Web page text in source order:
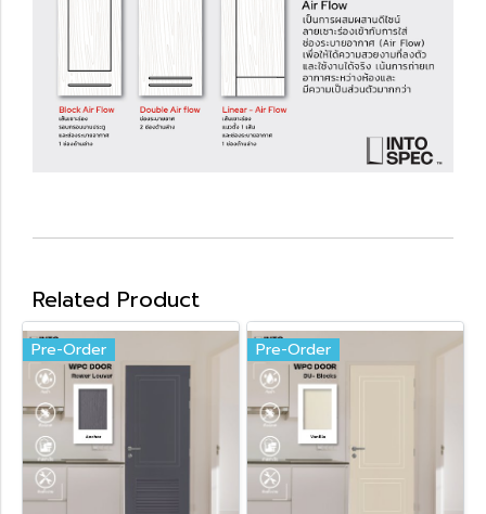
Related Product
Pre-Order Pre-Order